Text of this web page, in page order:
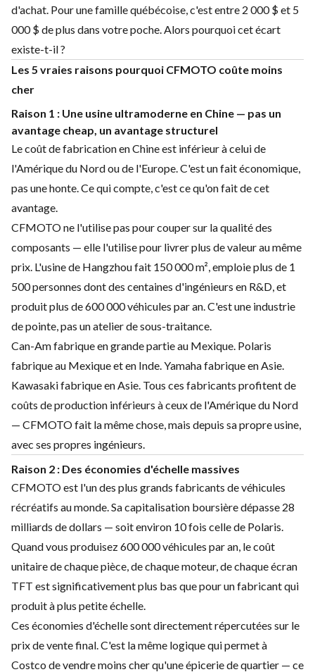
d'achat. Pour une famille québécoise, c'est entre 2 000 $ et 5
000 $ de plus dans votre poche. Alors pourquoi cet écart
existe-t-il ?
Les 5 vraies raisons pourquoi CFMOTO coûte moins
cher
Raison 1 : Une usine ultramoderne en Chine — pas un
avantage cheap, un avantage structurel
Le coût de fabrication en Chine est inférieur à celui de
l'Amérique du Nord ou de l'Europe. C'est un fait économique,
pas une honte. Ce qui compte, c'est ce qu'on fait de cet
avantage.
CFMOTO ne l'utilise pas pour couper sur la qualité des
composants — elle l'utilise pour livrer plus de valeur au même
prix. L'usine de Hangzhou fait 150 000 m², emploie plus de 1
500 personnes dont des centaines d'ingénieurs en R&D, et
produit plus de 600 000 véhicules par an. C'est une industrie
de pointe, pas un atelier de sous-traitance.
Can-Am fabrique en grande partie au Mexique. Polaris
fabrique au Mexique et en Inde. Yamaha fabrique en Asie.
Kawasaki fabrique en Asie. Tous ces fabricants profitent de
coûts de production inférieurs à ceux de l'Amérique du Nord
— CFMOTO fait la même chose, mais depuis sa propre usine,
avec ses propres ingénieurs.
Raison 2 : Des économies d'échelle massives
CFMOTO est l'un des plus grands fabricants de véhicules
récréatifs au monde. Sa capitalisation boursière dépasse 28
milliards de dollars — soit environ 10 fois celle de Polaris.
Quand vous produisez 600 000 véhicules par an, le coût
unitaire de chaque pièce, de chaque moteur, de chaque écran
TFT est significativement plus bas que pour un fabricant qui
produit à plus petite échelle.
Ces économies d'échelle sont directement répercutées sur le
prix de vente final. C'est la même logique qui permet à
Costco de vendre moins cher qu'une épicerie de quartier — ce